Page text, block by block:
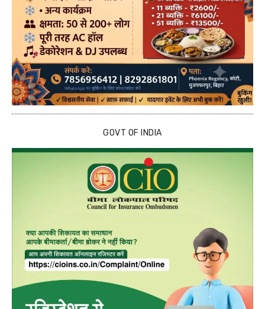
GOVT OF INDIA